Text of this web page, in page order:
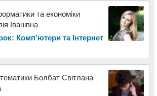
та економіки
Іванівна
Комп’ютери та Інтернет
Болбат Світлана